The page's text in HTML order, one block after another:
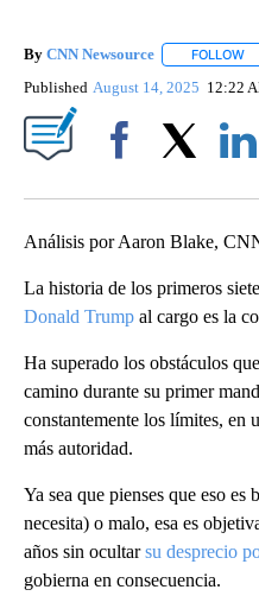
By CNN Newsource FOLLOW
Published August 14, 2025 12:22
Análisis por Aaron Blake,
La historia de los primeros
Donald Trump al cargo es la
Ha superado los obstáculos
camino durante su primer
constantemente los límites, en
más autoridad.
Ya sea que pienses que eso
necesita) o malo, esa es
años sin ocultarsu desprecio
gobierna en consecuencia.